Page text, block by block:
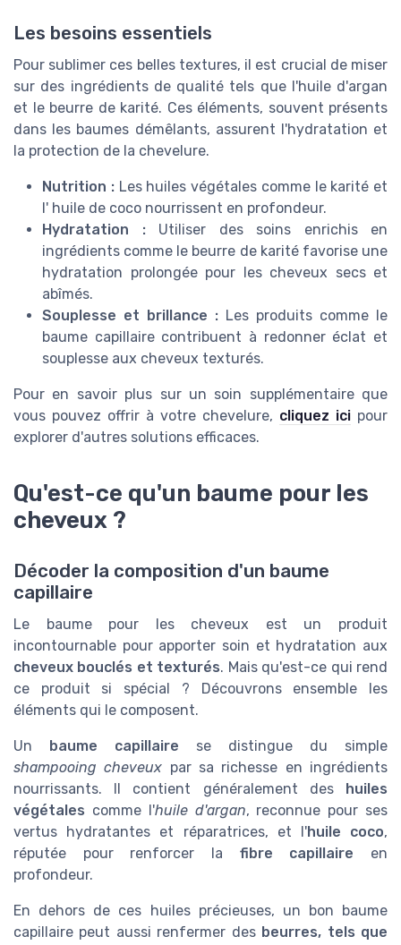
Les besoins essentiels
Pour sublimer ces belles textures, il est crucial de miser
sur des ingrédients de qualité tels que l'huile d'argan
et le beurre de karité. Ces éléments, souvent présents
dans les baumes démêlants, assurent l'hydratation et
la protection de la chevelure.
Nutrition :Les huiles végétales comme le karité et
l' huile de coco nourrissent en profondeur.
Hydratation :Utiliser des soins enrichis en
ingrédients comme le beurre de karité favorise une
hydratation prolongée pour les cheveux secs et
abîmés.
Souplesse et brillance : Les produits comme le
baume capillaire contribuent à redonner éclat et
souplesse aux cheveux texturés.
Pour en savoir plus sur un soin supplémentaire que
vous pouvez offrir à votre chevelure, cliquez ici pour
explorer d'autres solutions efficaces.
Qu'est-ce qu'un baume pour les
cheveux ?
Décoder la composition d'un baume
capillaire
Le baume pour les cheveux est un produit
incontournable pour apporter soin et hydratation aux
cheveux bouclés et texturés. Mais qu'est-ce qui rend
ce produit si spécial ? Découvrons ensemble les
éléments qui le composent.
Un baume capillaire se distingue du simple
shampooing cheveux par sa richesse en ingrédients
nourrissants. Il contient généralement des huiles
végétales comme l'huile d'argan, reconnue pour ses
vertus hydratantes et réparatrices, et l'huile coco,
réputée pour renforcer la fibre capillaire en
profondeur.
En dehors de ces huiles précieuses, un bon baume
capillaire peut aussi renfermer des beurres, tels que